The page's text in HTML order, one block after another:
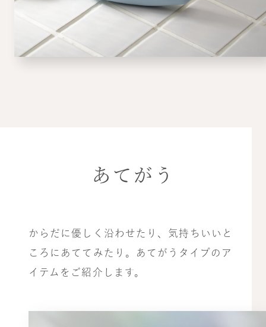
あてがう
からだに優しく沿わせたり、気持ちいいと
ころにあててみたり。あてがうタイプのア
イテムをご紹介します。